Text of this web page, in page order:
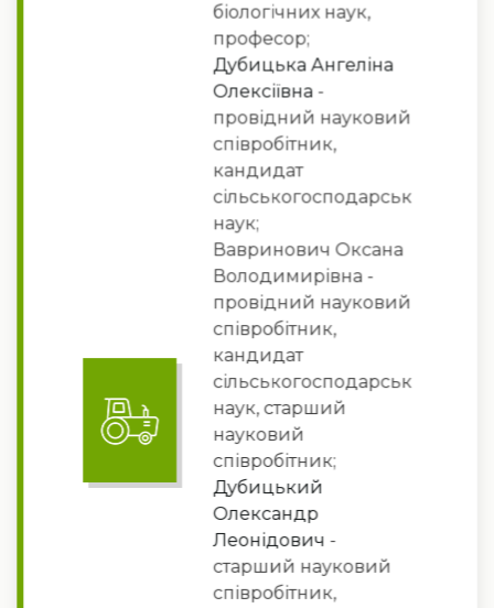
біологічних наук,
професор;
Дубицька Ангеліна
Олексіївна -
провідний науковий
співробітник,
кандидат
сільськогосподарських
наук;
Вавринович Оксана
Володимирівна -
провідний науковий
співробітник,
кандидат
сільськогосподарських
наук, старший
науковий
співробітник;
Дубицький
Олександр
Леонідович -
старший науковий
співробітник,